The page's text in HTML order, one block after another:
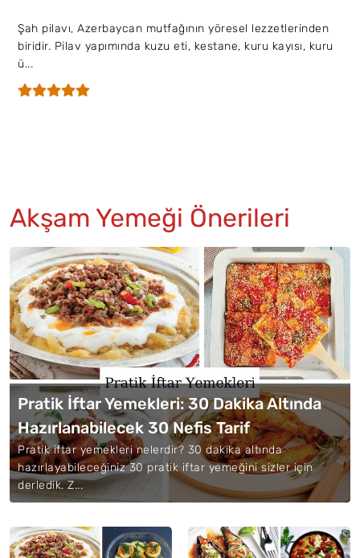
Şah pilavı, Azerbaycan mutfağının yöresel lezzetlerinden
biridir. Pilav yapımında kuzu eti, kestane, kuru kayısı, kuru
ü...
Akşam Yemeği Önerileri
Pratik İftar Yemekleri: 30 Dakika Altında
Hazırlanabilecek 30 Nefis Tarif
Pratik iftar yemekleri nelerdir? 30 dakika altında
hazırlayabileceğiniz 30 pratik iftar yemeğini sizler için
derledik. Z...